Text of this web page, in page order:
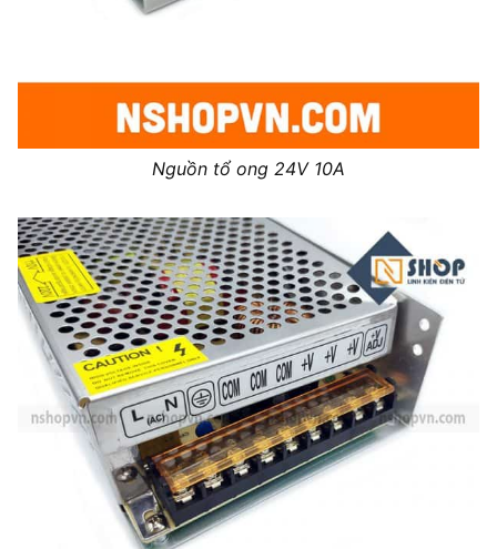
Nguồn tổ ong 24V 10A